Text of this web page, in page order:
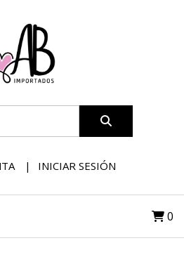
INICIAR SESIÓN
0